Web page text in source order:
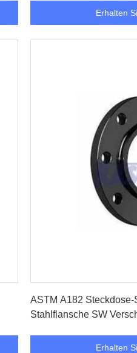
Erhalten
ASTM A182
Stahlflansche SW
Erhalten